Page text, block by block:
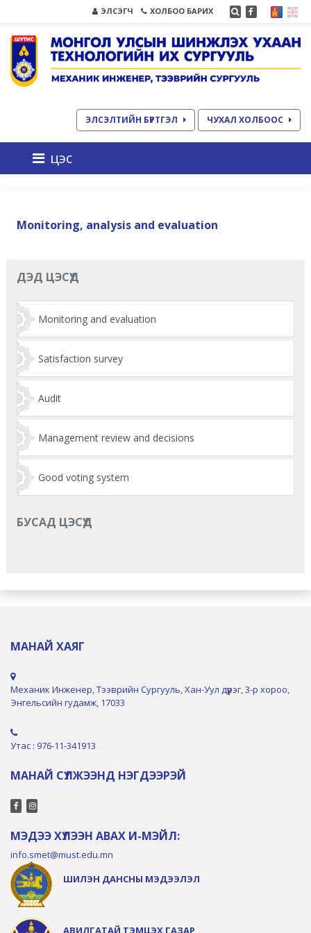
ЭЛСЭГЧ ХОЛБОО БАРИХ
ЭЛСЭЛТИЙН БҮРТГЭЛ ЧУХАЛ ХОЛБООС
цэс
Monitoring, analysis and evaluation
ДЭД ЦЭСҮҮД
Monitoring and evaluation
Satisfaction survey
Audit
Management review and decisions
Good voting system
БУСАД ЦЭСҮҮД
МАНАЙ ХАЯГ
Механик Инженер, Тээврийн Сургууль, Хан-Уул дүүрэг, 3-р хороо,
Энгельсийн гудамж, 17033
Утас : 976-11-341913
МАНАЙ СҮЛЖЭЭНД НЭГДЭЭРЭЙ
МЭДЭЭ ХҮЛЭЭН АВАХ И-МЭЙЛ:
info.smet@must.edu.mn
ШИЛЭН ДАНСНЫ МЭДЭЭЛЭЛ
АВИЛГАТАЙ ТЭМЦЭХ ГАЗАР